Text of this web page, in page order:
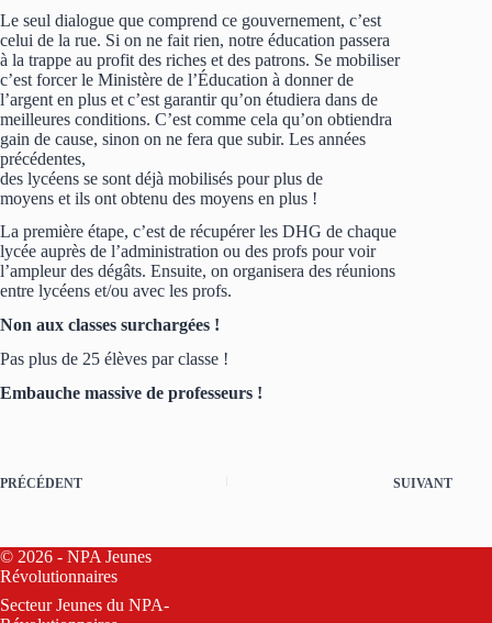
Le seul dialogue que comprend ce gouvernement, c’est
celui de la rue. Si on ne fait rien, notre éducation passera
à la trappe au profit des riches et des patrons. Se mobiliser
c’est forcer le Ministère de l’Éducation à donner de
l’argent en plus et c’est garantir qu’on étudiera dans de
meilleures conditions. C’est comme cela qu’on obtiendra
gain de cause, sinon on ne fera que subir. Les années
précédentes,
des lycéens se sont déjà mobilisés pour plus de
moyens et ils ont obtenu des moyens en plus !
La première étape, c’est de récupérer les DHG de chaque
lycée auprès de l’administration ou des profs pour voir
l’ampleur des dégâts. Ensuite, on organisera des réunions
entre lycéens et/ou avec les profs.
Non aux classes surchargées !
Pas plus de 25 élèves par classe !
Embauche massive de professeurs !
PRÉCÉDENT SUIVANT
© 2026 - NPA Jeunes
Révolutionnaires
Secteur Jeunes du NPA-